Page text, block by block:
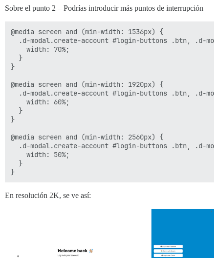
Sobre el punto 2 – Podrías introducir más puntos de interrupción
@media screen and (min-width: 1536px) {
.d-modal.create-account #login-buttons .btn, .d-
    width: 70%;
  }
}
@media screen and (min-width: 1920px) {
.d-modal.create-account #login-buttons .btn, .d-
    width: 60%;
  }
}
@media screen and (min-width: 2560px) {
.d-modal.create-account #login-buttons .btn, .d-
    width: 50%;
  }
En resolución 2K, se ve así: